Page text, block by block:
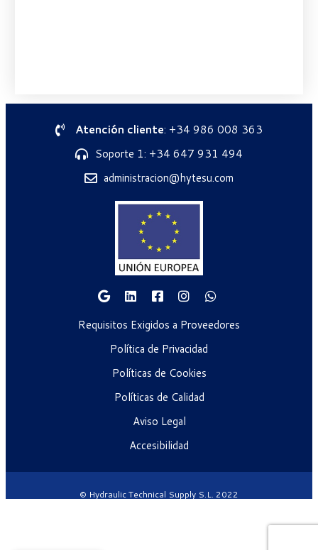
Atención cliente: +34 986 008 363
Soporte 1: +34 647 931 494
administracion@hytesu.com
Requisitos Exigidos a Proveedores
Política de Privacidad
Políticas de Cookies
Políticas de Calidad
Aviso Legal
Accesibilidad
© Hydraulic Technical Supply S.L. 2022